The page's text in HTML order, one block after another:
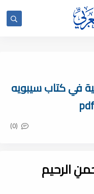
في كتاب سيبويه
(0)
الرحيم